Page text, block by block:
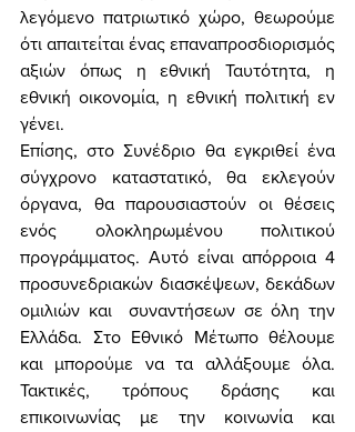
λεγόμενο πατριωτικό χώρο, θεωρούμε
ότι απαιτείται ένας επαναπροσδιορισμός
αξιών όπως η εθνική Ταυτότητα, η
εθνική οικονομία, η εθνική πολιτική εν
γένει.
Επίσης, στο Συνέδριο θα εγκριθεί ένα
σύγχρονο καταστατικό, θα εκλεγούν
όργανα, θα παρουσιαστούν οι θέσεις
ενός ολοκληρωμένου πολιτικού
προγράμματος. Αυτό είναι απόρροια 4
προσυνεδριακών διασκέψεων, δεκάδων
ομιλιών και  συναντήσεων σε όλη την
Ελλάδα. Στο Εθνικό Μέτωπο θέλουμε
και μπορούμε να τα αλλάξουμε όλα.
Τακτικές, τρόπους δράσης και
επικοινωνίας με την κοινωνία και